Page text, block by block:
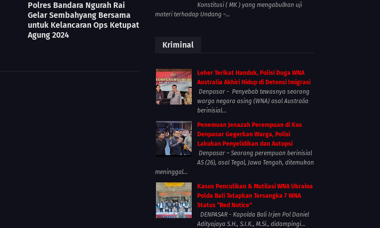
Polres Bandara Ngurah Rai
Gelar Sembahyang Bersama
untuk Kelancaran Ops Ketupat
Agung 2024
Konstitusi ( MK ) yang mengabulkan uji
materi terhadap Undang –...
Kriminal
Leher Terikat Handuk, Polisi Duga WNA
Australia Akhiri Hidup di Detensi Imigrasi
Denpasar - Penyebab tewasnya seorang
warga negara asing (WNA) asal Australia
berinisial...
Penemuan Jenazah Perempuan di Kos
Denpasar Gegerkan Warga, Polisi
Lakukan Penyelidikan dan Autopsi
Denpasar – Seorang perempuan berinisial
AS (26), asal Tegal, Jawa Tengah, ditemukan
meninggal...
Kasus Penculikan & Mutilasi WNA Ukraina
Polda Bali Tetapkan Tersangka 7 WNA
Status “Red Notice”
DENPASAR - Kapolda Bali Irjen Pol Daniel
Adityajaya S.H., S.I.K., M.Si., didampingi...